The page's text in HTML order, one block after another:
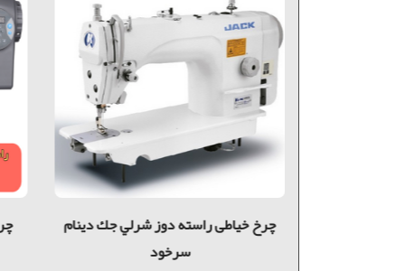
چرخ خیاطی راسته دوز شرلي جك دینام
سرخود